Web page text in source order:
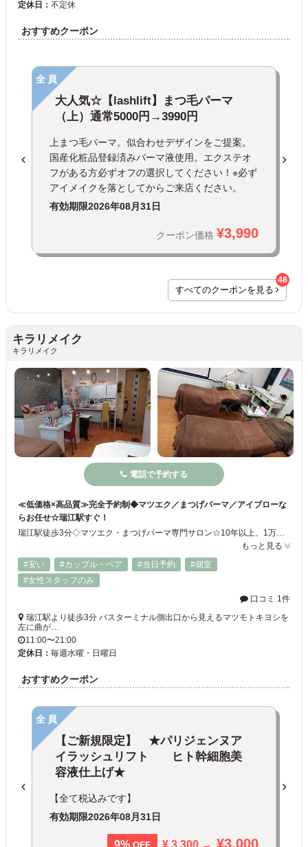
定休日： 不定休
おすすめクーポン
全員
大人気☆【lashlift】まつ毛パーマ
（上）通常5000円→3990円
上まつ毛パーマ。似合わせデザインをご提案。
国産化粧品登録済みパーマ液使用。エクステオ
フがある方必ずオフの選択してください！※必ず
アイメイクを落としてからご来店ください。
有効期限2026年08月31日
クーポン価格 ¥3,990
すべてのクーポンを見る
48
キラリメイク
キラリメイク
電話で予約する
≪低価格×高品質≫完全予約制◆マツエク／まつげパーマ／アイブローな
らお任せ☆瑞江駅すぐ！
もっと見る
#安い
#カップル・ペア #当日予約
#個室
#女性スタッフのみ
口コミ 1件
瑞江駅より徒歩3分 バスターミナル側出口から見えるマツモトキヨシを
左に曲が…
11:00〜21:00
定休日： 毎週水曜・日曜日
おすすめクーポン
全員
【ご新規限定】 ★パリジェンヌア
イラッシュリフト ヒト幹細胞美
容液仕上げ★
【全て税込みです】
有効期限2026年08月31日
9% ¥ 3,300 → ¥3,000